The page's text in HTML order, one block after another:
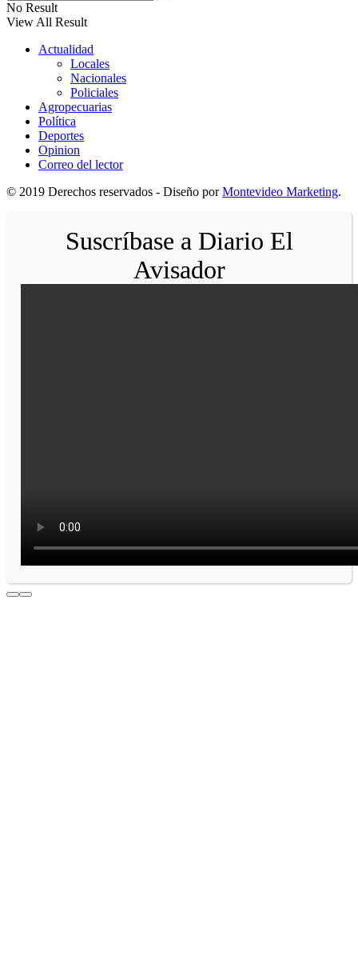
No Result
View All Result
Actualidad
Locales
Nacionales
Policiales
Agropecuarias
Política
Deportes
Opinion
Correo del lector
© 2019 Derechos reservados - Diseño porMontevideo Marketing.
Suscríbase a Diario El
Avisador